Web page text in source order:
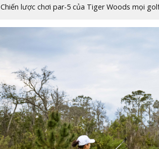
Chiến lược chơi par-5 của Tiger Woods mọi